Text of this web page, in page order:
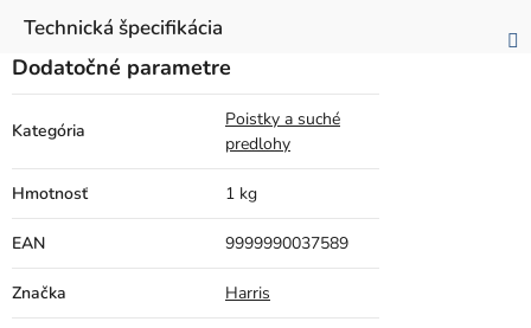
Technická špecifikácia
Dodatočné parametre
Kategória
Poistky a suché
predlohy
Hmotnosť 1 kg
EAN 9999990037589
Značka Harris